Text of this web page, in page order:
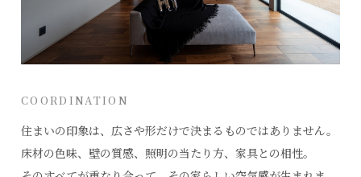
COORDINATION
住まいの印象は、広さや形だけで決まるものではありません。
床材の色味、壁の質感、照明の当たり方、家具との相性。